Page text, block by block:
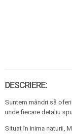
DESCRIERE:
Suntem mândri să
unde fiecare detaliu
Situat în inima naturii,